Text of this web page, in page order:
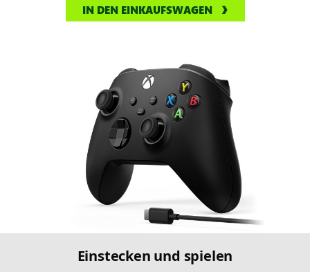
IN DEN EINKAUFSWAGEN
Einstecken und spielen